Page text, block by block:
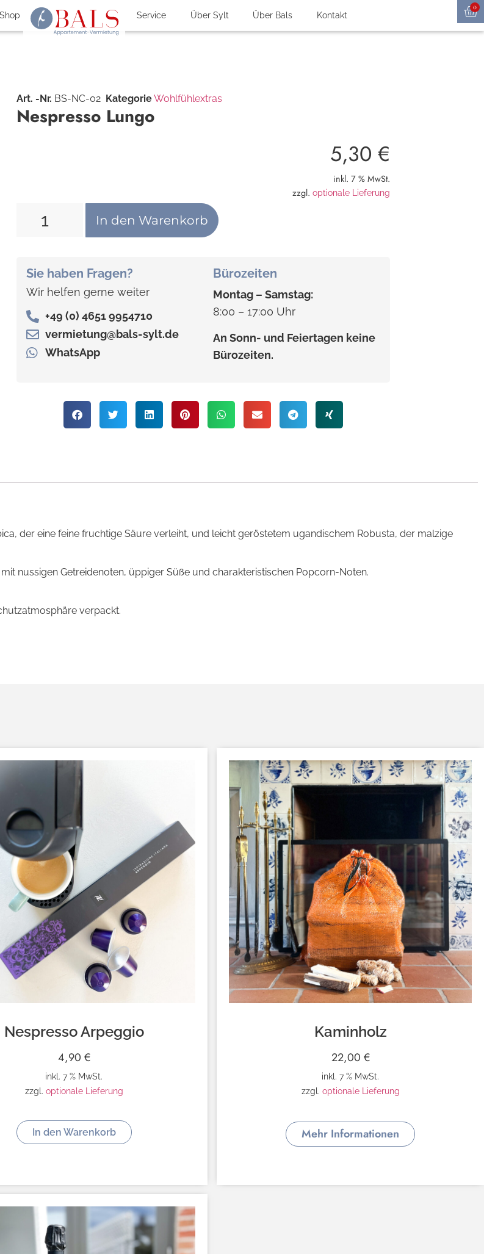
Service Über Sylt Über Bals Kontakt
0
Art. -Nr. BS-NC-02 KategorieWohlfühlextras
Nespresso Lungo
5,30 €
inkl. 7 % MwSt.
zzgl. optionale Lieferung
In den Warenkorb
Sie haben Fragen?
Wir helfen gerne weiter
+49 (0) 4651 9954710
vermietung@bals-sylt.de
WhatsApp
Bürozeiten
Montag – Samstag:
8:00 – 17:00 Uhr
An Sonn- und Feiertagen keine
Bürozeiten.
der eine feine fruchtige Säure verleiht, und leicht geröstetem ugandischem Robusta, der malzige
nussigen Getreidenoten, üppiger Süße und charakteristischen Popcorn-Noten.
verpackt.
Nespresso Arpeggio
4,90 €
inkl. 7 % MwSt.
zzgl. optionale Lieferung
In den Warenkorb
Kaminholz
22,00 €
inkl. 7 % MwSt.
zzgl. optionale Lieferung
Mehr Informationen